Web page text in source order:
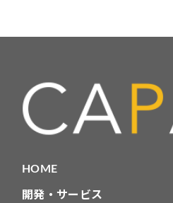
ー
シ
ンHOME
開発・サービス